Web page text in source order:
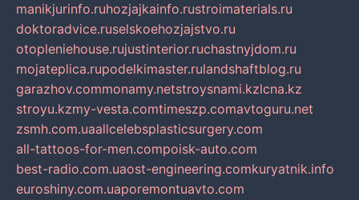
manikjurinfo.ruhozjajkainfo.rustroimaterials.ru
doktoradvice.ruselskoehozjajstvo.ru
otopleniehouse.rujustinterior.ruchastnyjdom.ru
mojateplica.rupodelkimaster.rulandshaftblog.ru
garazhov.commonamy.netstroysnami.kzlcna.kz
stroyu.kzmy-vesta.comtimeszp.comavtoguru.net
zsmh.com.uaallcelebsplasticsurgery.com
all-tattoos-for-men.compoisk-auto.com
best-radio.com.uaost-engineering.comkuryatnik.info
euroshiny.com.uaporemontuavto.com